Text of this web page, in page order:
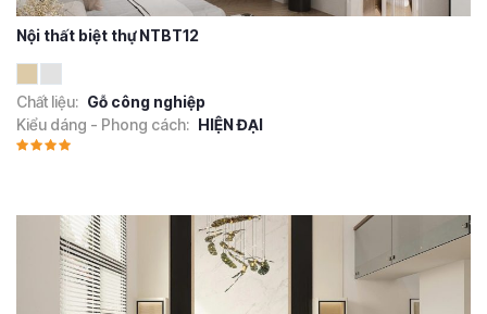
Nội thất biệt thự NTBT12
Chất liệu: Gỗ công nghiệp
Kiểu dáng - Phong cách: HIỆN ĐẠI